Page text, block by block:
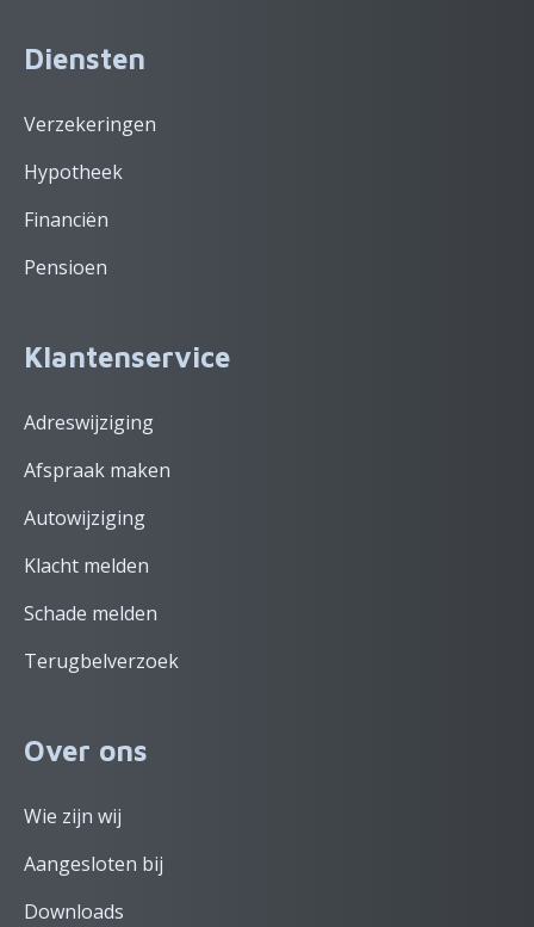
Diensten
Verzekeringen
Hypotheek
Financiën
Pensioen
Klantenservice
Adreswijziging
Afspraak maken
Autowijziging
Klacht melden
Schade melden
Terugbelverzoek
Over ons
Wie zijn wij
Aangesloten bij
Downloads